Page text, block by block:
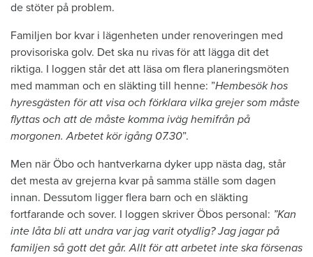
de stöter på problem.
Familjen bor kvar i lägenheten under renoveringen med
provisoriska golv. Det ska nu rivas för att lägga dit det
riktiga. I loggen står det att läsa om flera planeringsmöten
med mamman och en släkting till henne: ”Hembesök hos
hyresgästen för att visa och förklara vilka grejer som måste
flyttas och att de måste komma iväg hemifrån på
morgonen. Arbetet kör igång 07.30”.
Men när Öbo och hantverkarna dyker upp nästa dag, står
det mesta av grejerna kvar på samma ställe som dagen
innan. Dessutom ligger flera barn och en släkting
fortfarande och sover. I loggen skriver Öbos personal: ”Kan
inte låta bli att undra var jag varit otydlig? Jag jagar på
familjen så gott det går. Allt för att arbetet inte ska försenas